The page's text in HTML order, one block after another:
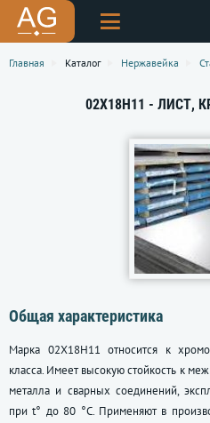
Главная Каталог Нержавейка
02Х18Н11 - ЛИСТ,
Общая характеристика
Марка 02Х18Н11 относится к
класса. Имеет высокую стойкость к
металла и сварных соединений,
при t° до 80 °C. Применяют в